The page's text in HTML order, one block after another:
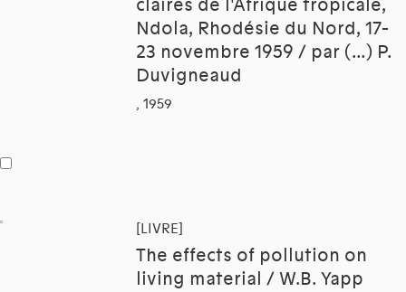
claires de l'Afrique tropicale,
Ndola, Rhodésie du Nord, 17-
23 novembre 1959 / par (...) P.
Duvigneaud
, 1959
[LIVRE]
The effects of pollution on
living material / W.B. Yapp